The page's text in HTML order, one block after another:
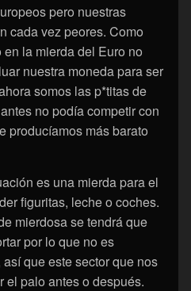
pero nuestras
cada vez peores. Como
en la mierda del Euro no
nuestra moneda para ser
somos las p*titas de
no podía competir con
producíamos más barato
es una mierda para el
figuritas, leche o coches.
mierdosa se tendrá que
por lo que no es
que este sector que nos
el palo antes o después.